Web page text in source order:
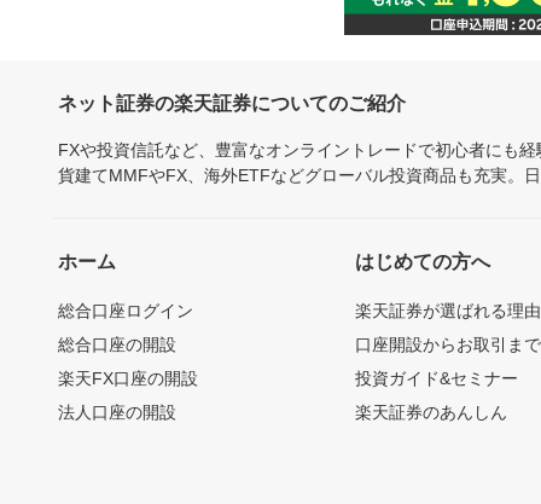
ネット証券の楽天証券についてのご紹介
FXや投資信託など、豊富なオンライントレードで初心者にも
貨建てMMFやFX、海外ETFなどグローバル投資商品も充実。
ホーム
総合口座ログイン
総合口座の開設
楽天FX口座の開設
法人口座の開設
はじめての方へ
楽天証券が選ばれる理由
口座開設からお取引ま
投資ガイド&セミナー
楽天証券のあんしん